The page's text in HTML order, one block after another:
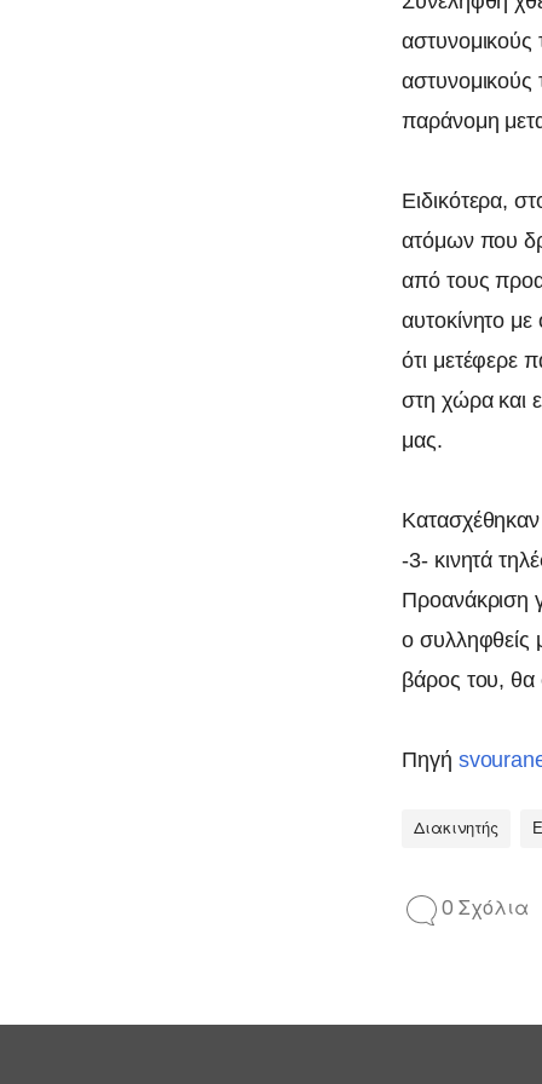
παράνομη
Ειδικότερα,
ατόμων που
από τους
αυτοκίνητο
ότι μετέφερε
στη χώρα και
μας.
-3- κινητά
Προανάκριση
ο συλληφθείς
βάρος του, θα
Πηγή
Διακινητής
0 Σχόλια